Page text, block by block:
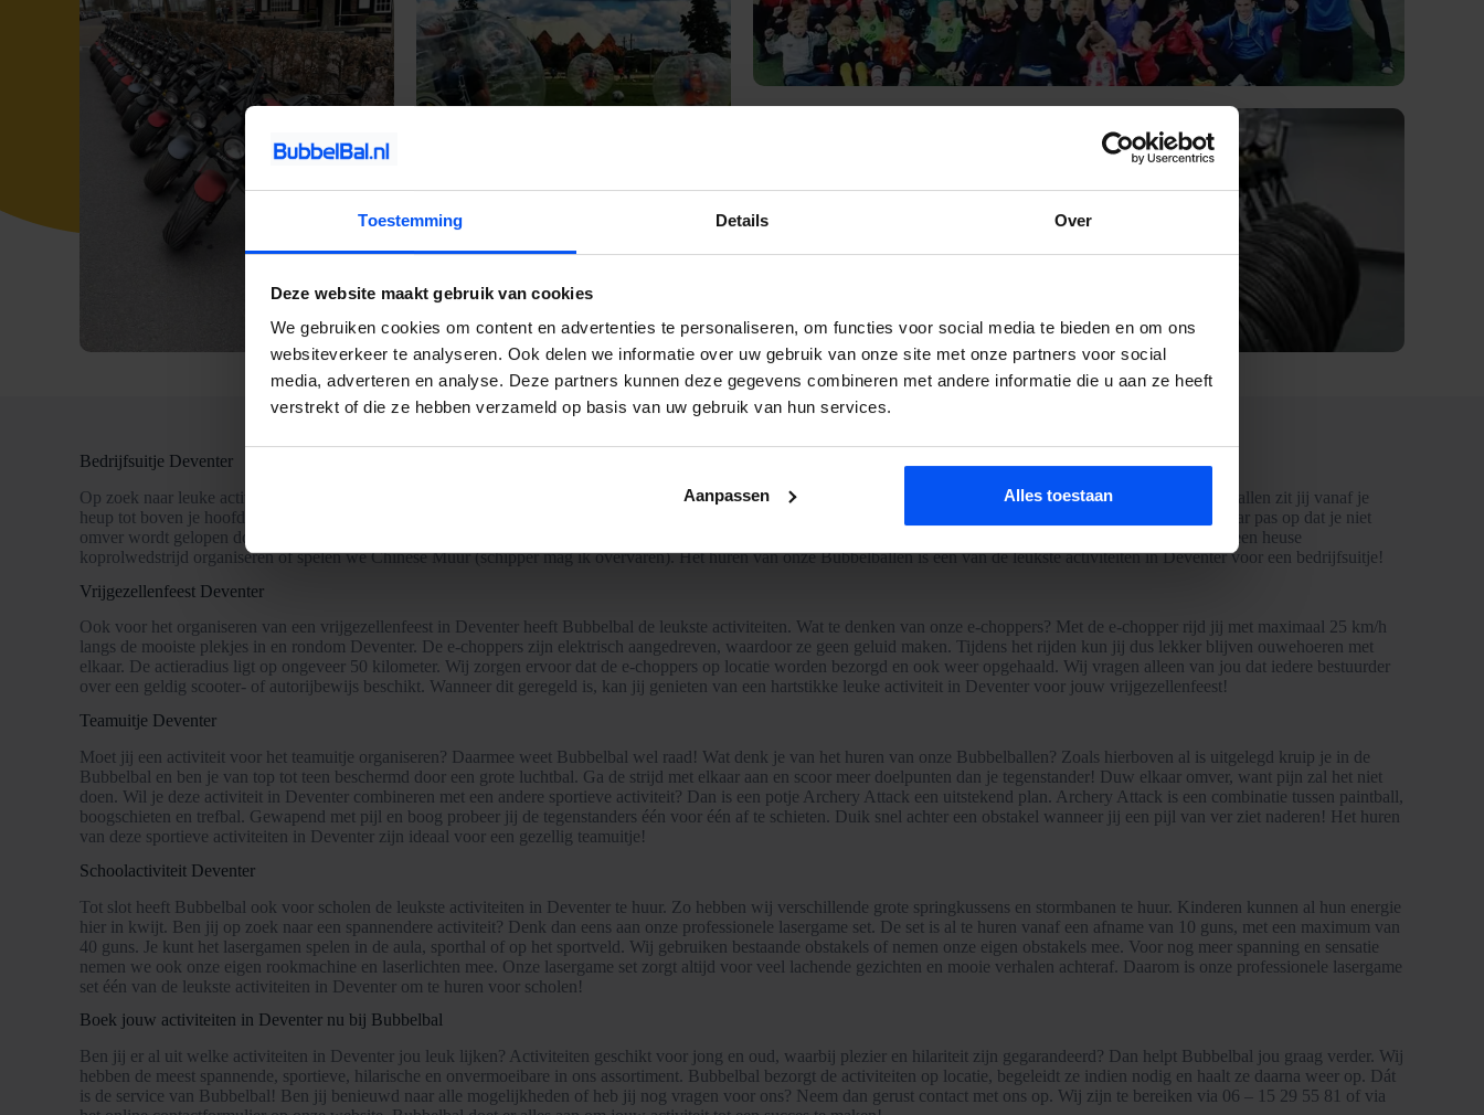
Toestemming Details Over
Deze website maakt gebruik van cookies
We gebruiken cookies om content en advertenties te personaliseren, om functies voor social media te bieden en om ons
websiteverkeer te analyseren. Ook delen we informatie over uw gebruik van onze site met onze partners voor social
media, adverteren en analyse. Deze partners kunnen deze gegevens combineren met andere informatie die u aan ze heeft
verstrekt of die ze hebben verzameld op basis van uw gebruik van hun services.
Aanpassen Alles toestaan
Bedrijfsuitje Deventer
Op zoek naar leuke activiteiten in Deventer voor een bedrijfsuitje? Dan zit je hier goed. Een populaire activiteit is het huren van onze Bubbelballen. Met onze Bubbelballen zit jij vanaf je
heup tot boven je hoofd in een met lucht gevulde bal. Beschermd door de Bubbelbal speel jij een potje voetbal en probeer je zoveel mogelijk doelpunten te maken. Maar pas op dat je niet
omver wordt gelopen door één van je collega’s! Naast het spelen van een voetbalwedstrijd hebben we ook nog andere spelvormen voor de Bubbelbal. Zo kunnen we een heuse
koprolwedstrijd organiseren of spelen we Chinese Muur (schipper mag ik overvaren). Het huren van onze Bubbelballen is één van de leukste activiteiten in Deventer voor een bedrijfsuitje!
Vrijgezellenfeest Deventer
Ook voor het organiseren van een vrijgezellenfeest in Deventer heeft Bubbelbal de leukste activiteiten. Wat te denken van onze e-choppers? Met de e-chopper rijd jij met maximaal 25 km/h
langs de mooiste plekjes in en rondom Deventer. De e-choppers zijn elektrisch aangedreven, waardoor ze geen geluid maken. Tijdens het rijden kun jij dus lekker blijven ouwehoeren met
elkaar. De actieradius ligt op ongeveer 50 kilometer. Wij zorgen ervoor dat de e-choppers op locatie worden bezorgd en ook weer opgehaald. Wij vragen alleen van jou dat iedere bestuurder
over een geldig scooter- of autorijbewijs beschikt. Wanneer dit geregeld is, kan jij genieten van een hartstikke leuke activiteit in Deventer voor jouw vrijgezellenfeest!
Teamuitje Deventer
Moet jij een activiteit voor het teamuitje organiseren? Daarmee weet Bubbelbal wel raad! Wat denk je van het huren van onze Bubbelballen? Zoals hierboven al is uitgelegd kruip je in de
Bubbelbal en ben je van top tot teen beschermd door een grote luchtbal. Ga de strijd met elkaar aan en scoor meer doelpunten dan je tegenstander! Duw elkaar omver, want pijn zal het niet
doen. Wil je deze activiteit in Deventer combineren met een andere sportieve activiteit? Dan is een potje Archery Attack een uitstekend plan. Archery Attack is een combinatie tussen paintball,
boogschieten en trefbal. Gewapend met pijl en boog probeer jij de tegenstanders één voor één af te schieten. Duik snel achter een obstakel wanneer jij een pijl van ver ziet naderen! Het huren
van deze sportieve activiteiten in Deventer zijn ideaal voor een gezellig teamuitje!
Schoolactiviteit Deventer
Tot slot heeft Bubbelbal ook voor scholen de leukste activiteiten in Deventer te huur. Zo hebben wij verschillende grote springkussens en stormbanen te huur. Kinderen kunnen al hun energie
hier in kwijt. Ben jij op zoek naar een spannendere activiteit? Denk dan eens aan onze professionele lasergame set. De set is al te huren vanaf een afname van 10 guns, met een maximum van
40 guns. Je kunt het lasergamen spelen in de aula, sporthal of op het sportveld. Wij gebruiken bestaande obstakels of nemen onze eigen obstakels mee. Voor nog meer spanning en sensatie
nemen we ook onze eigen rookmachine en laserlichten mee. Onze lasergame set zorgt altijd voor veel lachende gezichten en mooie verhalen achteraf. Daarom is onze professionele lasergame
set één van de leukste activiteiten in Deventer om te huren voor scholen!
Boek jouw activiteiten in Deventer nu bij Bubbelbal
Ben jij er al uit welke activiteiten in Deventer jou leuk lijken? Activiteiten geschikt voor jong en oud, waarbij plezier en hilariteit zijn gegarandeerd? Dan helpt Bubbelbal jou graag verder. Wij
hebben de meest spannende, sportieve, hilarische en onvermoeibare in ons assortiment. Bubbelbal bezorgt de activiteiten op locatie, begeleidt ze indien nodig en haalt ze daarna weer op. Dát
is de service van Bubbelbal! Ben jij benieuwd naar alle mogelijkheden of heb jij nog vragen voor ons? Neem dan gerust contact met ons op. Wij zijn te bereiken via 06 – 15 29 55 81 of via